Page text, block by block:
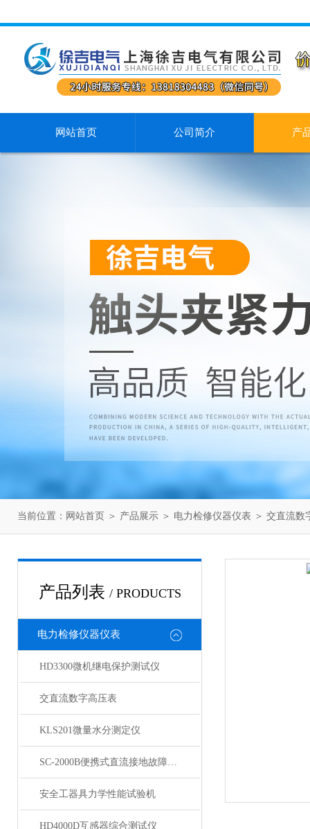
网站首页 公司简介 产
当前位置： 网站首页 ＞ 产品展示 ＞ 电力检修仪器仪表 ＞ 交直流数
产品列表 / PRODUCTS
电力检修仪器仪表
HD3300微机继电保护测试仪
交直流数字高压表
KLS201微量水分测定仪
SC-2000B便携式直流接地故障检测仪
安全工器具力学性能试验机
HD4000D互感器综合测试仪